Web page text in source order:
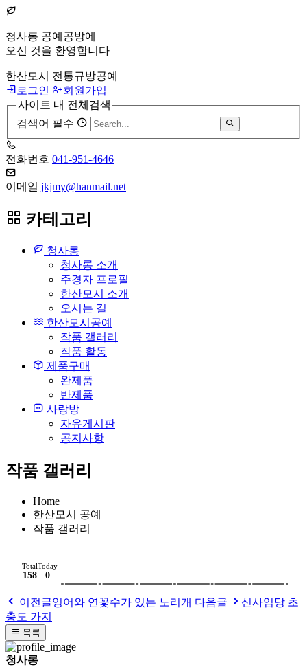
청사롱 공예공방에
오신 것을 환영합니다
한산모시 전통규방공예
로그인
회원가입
사이트 내 전체검색
검색어 필수
전화번호 041-951-4646
이메일 jkjmy@hanmail.net
카테고리
청사롱
청사롱 소개
주경자 프로필
한산모시 소개
오시는 길
한산모시공예
작품 갤러리
작품 활동
제품구매
완제품
반제품
사랑방
자유게시판
공지사항
작품 갤러리
Home
한산모시 공예
작품 갤러리
Total
158
Today
0
이전글잉어와 연꽃수가 있는 노리개 다음글
신사임당 초
충도 가지
목록
청사롱